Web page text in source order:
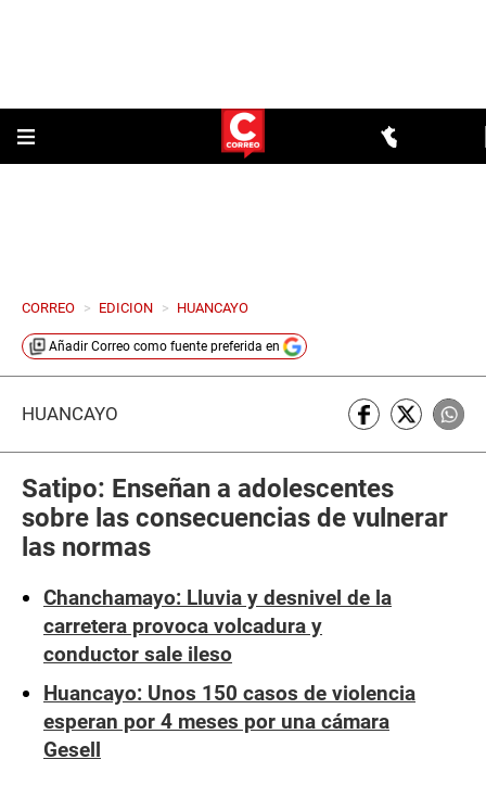
CORREO > EDICION > HUANCAYO
Añadir Correo como fuente preferida en
HUANCAYO
Satipo: Enseñan a adolescentes
sobre las consecuencias de vulnerar
las normas
Chanchamayo: Lluvia y desnivel de la
carretera provoca volcadura y
conductor sale ileso
Huancayo: Unos 150 casos de violencia
esperan por 4 meses por una cámara
Gesell